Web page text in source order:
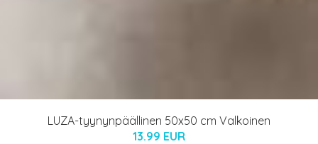
LUZA-tyynynpäällinen 50x50 cm Valkoinen
13.99 EUR